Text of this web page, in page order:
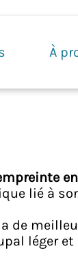
À
lié à
de
léger et